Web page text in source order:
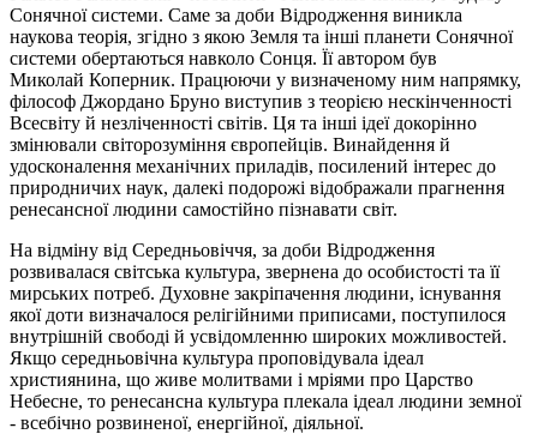
Сонячної системи. Саме за доби Відродження виникла
наукова теорія, згідно з якою Земля та інші планети Сонячної
системи обертаються навколо Сонця. Її автором був
Миколай Коперник. Працюючи у визначеному ним напрямку,
філософ Джордано Бруно виступив з теорією нескінченності
Всесвіту й незліченності світів. Ця та інші ідеї докорінно
змінювали світорозуміння європейців. Винайдення й
удосконалення механічних приладів, посилений інтерес до
природничих наук, далекі подорожі відображали прагнення
ренесансної людини самостійно пізнавати світ.
На відміну від Середньовіччя, за доби Відродження
розвивалася світська культура, звернена до особистості та її
мирських потреб. Духовне закріпачення людини, існування
якої доти визначалося релігійними приписами, поступилося
внутрішній свободі й усвідомленню широких можливостей.
Якщо середньовічна культура проповідувала ідеал
християнина, що живе молитвами і мріями про Царство
Небесне, то ренесансна культура плекала ідеал людини земної
- всебічно розвиненої, енергійної, діяльної.